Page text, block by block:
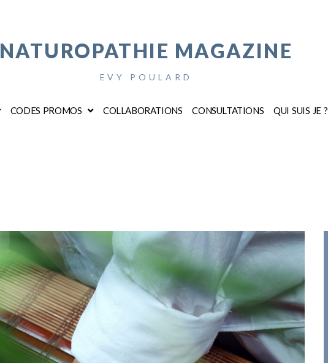
NATUROPATHIE MAGAZINE
EVY POULARD
CODES PROMOS COLLABORATIONS CONSULTATIONS QUI SUIS JE ?